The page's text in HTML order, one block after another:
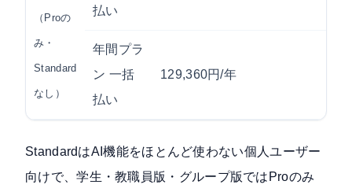
（Proの
み・
Standard
なし）
払い
年間プラ
ン 一括
払い
129,360円/年
StandardはAI機能をほとんど使わない個人ユーザー
向けで、学生・教職員版・グループ版ではProのみ